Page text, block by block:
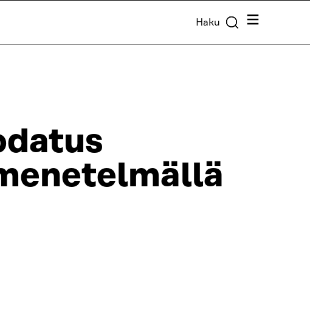
Haku Valikko